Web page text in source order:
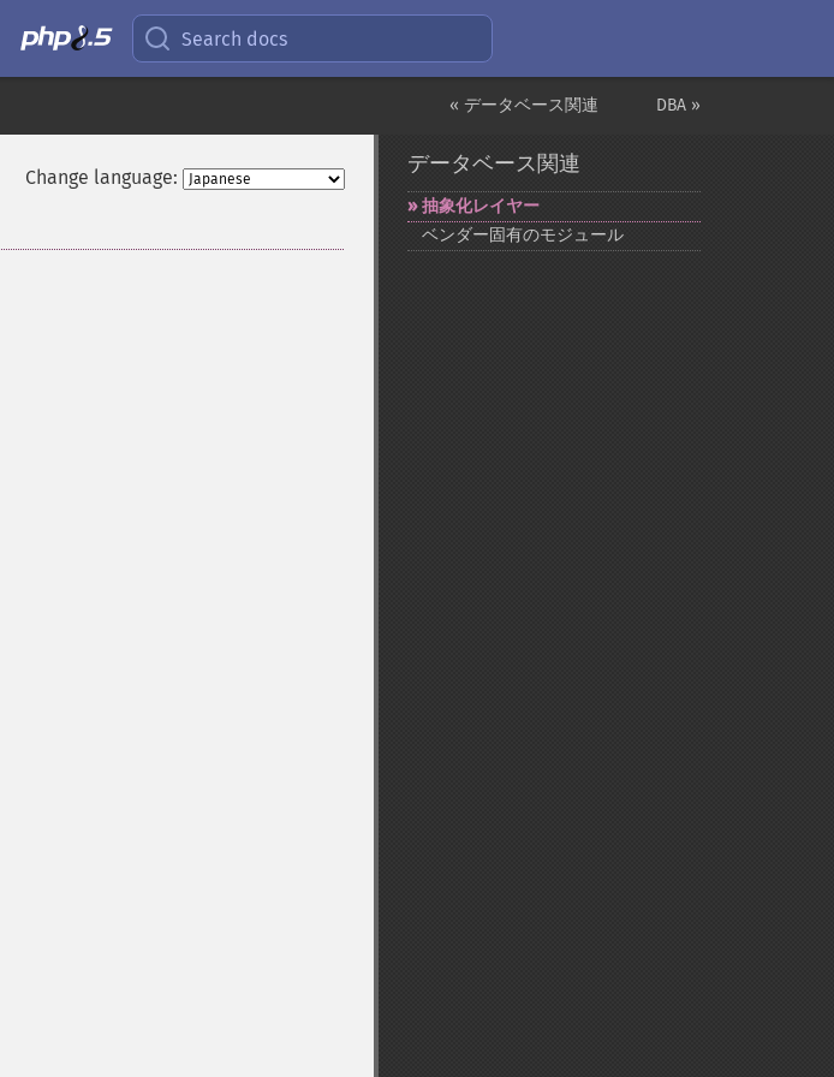
Search docs
DBA »
« データベース関連
Change language:
データベース関連
抽象化レイヤー
ベンダー固有のモジュール